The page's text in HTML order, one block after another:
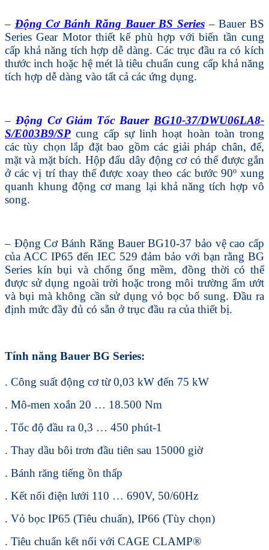
– Động Cơ Bánh Răng Bauer BS Series– Bauer BS
Series Gear Motor thiết kế phù hợp với biến tần cung
cấp khả năng tích hợp dễ dàng. Các trục đầu ra có kích
thước inch hoặc hệ mét là tiêu chuẩn cung cấp khả năng
tích hợp dễ dàng vào tất cả các ứng dụng.
– Động Cơ Giảm Tốc Bauer BG10-37/DWU06LA8-
S/E003B9/SP cung cấp sự linh hoạt hoàn toàn trong
các tùy chọn lắp đặt bao gồm các giải pháp chân, đế,
mặt và mặt bích. Hộp đấu dây động cơ có thể được gắn
ở các vị trí thay thế được xoay theo các bước 90º xung
quanh khung động cơ mang lại khả năng tích hợp vô
song.
– Động Cơ Bánh Răng Bauer BG10-37 bảo vệ cao cấp
của ACC IP65 đến IEC 529 đảm bảo với bạn rằng BG
Series kín bụi và chống ống mềm, đồng thời có thể
được sử dụng ngoài trời hoặc trong môi trường ẩm ướt
và bụi mà không cần sử dụng vỏ bọc bổ sung. Đầu ra
định mức đầy đủ có sẵn ở trục đầu ra của thiết bị.
Tính năng Bauer BG Series:
. Công suất động cơ từ 0,03 kW đến 75 kW
. Mô-men xoắn 20 … 18.500 Nm
. Tốc độ đầu ra 0,3 … 450 phút-1
. Thay dầu bôi trơn đầu tiên sau 15000 giờ
. Bánh răng tiếng ồn thấp
. Kết nối điện lưới 110 … 690V, 50/60Hz
. Vỏ bọc IP65 (Tiêu chuẩn), IP66 (Tùy chọn)
. Tiêu chuẩn kết nối với CAGE CLAMP®